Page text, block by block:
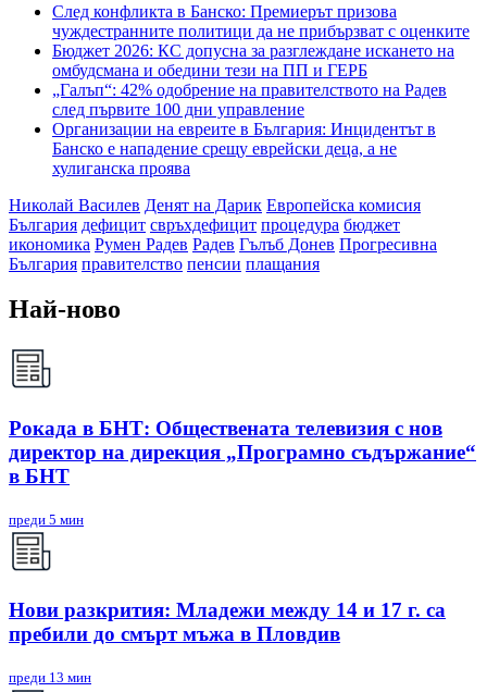
След конфликта в Банско: Премиерът призова
чуждестранните политици да не прибързват с оценките
Бюджет 2026: КС допусна за разглеждане искането на
омбудсмана и обедини тези на ПП и ГЕРБ
„Галъп“: 42% одобрение на правителството на Радев
след първите 100 дни управление
Организации на евреите в България: Инцидентът в
Банско е нападение срещу еврейски деца, а не
хулиганска проява
Николай Василев Денят на Дарик Европейска комисия
България дефицит свръхдефицит процедура бюджет
икономика Румен Радев Радев Гълъб Донев Прогресивна
България правителство пенсии плащания
Най-ново
Рокада в БНТ: Обществената телевизия с нов
директор на дирекция „Програмно съдържание“
в БНТ
преди 5 мин
Нови разкрития: Младежи между 14 и 17 г. са
пребили до смърт мъжа в Пловдив
преди 13 мин